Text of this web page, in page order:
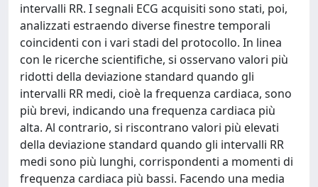
intervalli RR. I segnali ECG acquisiti sono stati, poi,
analizzati estraendo diverse finestre temporali
coincidenti con i vari stadi del protocollo. In linea
con le ricerche scientifiche, si osservano valori più
ridotti della deviazione standard quando gli
intervalli RR medi, cioè la frequenza cardiaca, sono
più brevi, indicando una frequenza cardiaca più
alta. Al contrario, si riscontrano valori più elevati
della deviazione standard quando gli intervalli RR
medi sono più lunghi, corrispondenti a momenti di
frequenza cardiaca più bassi. Facendo una media